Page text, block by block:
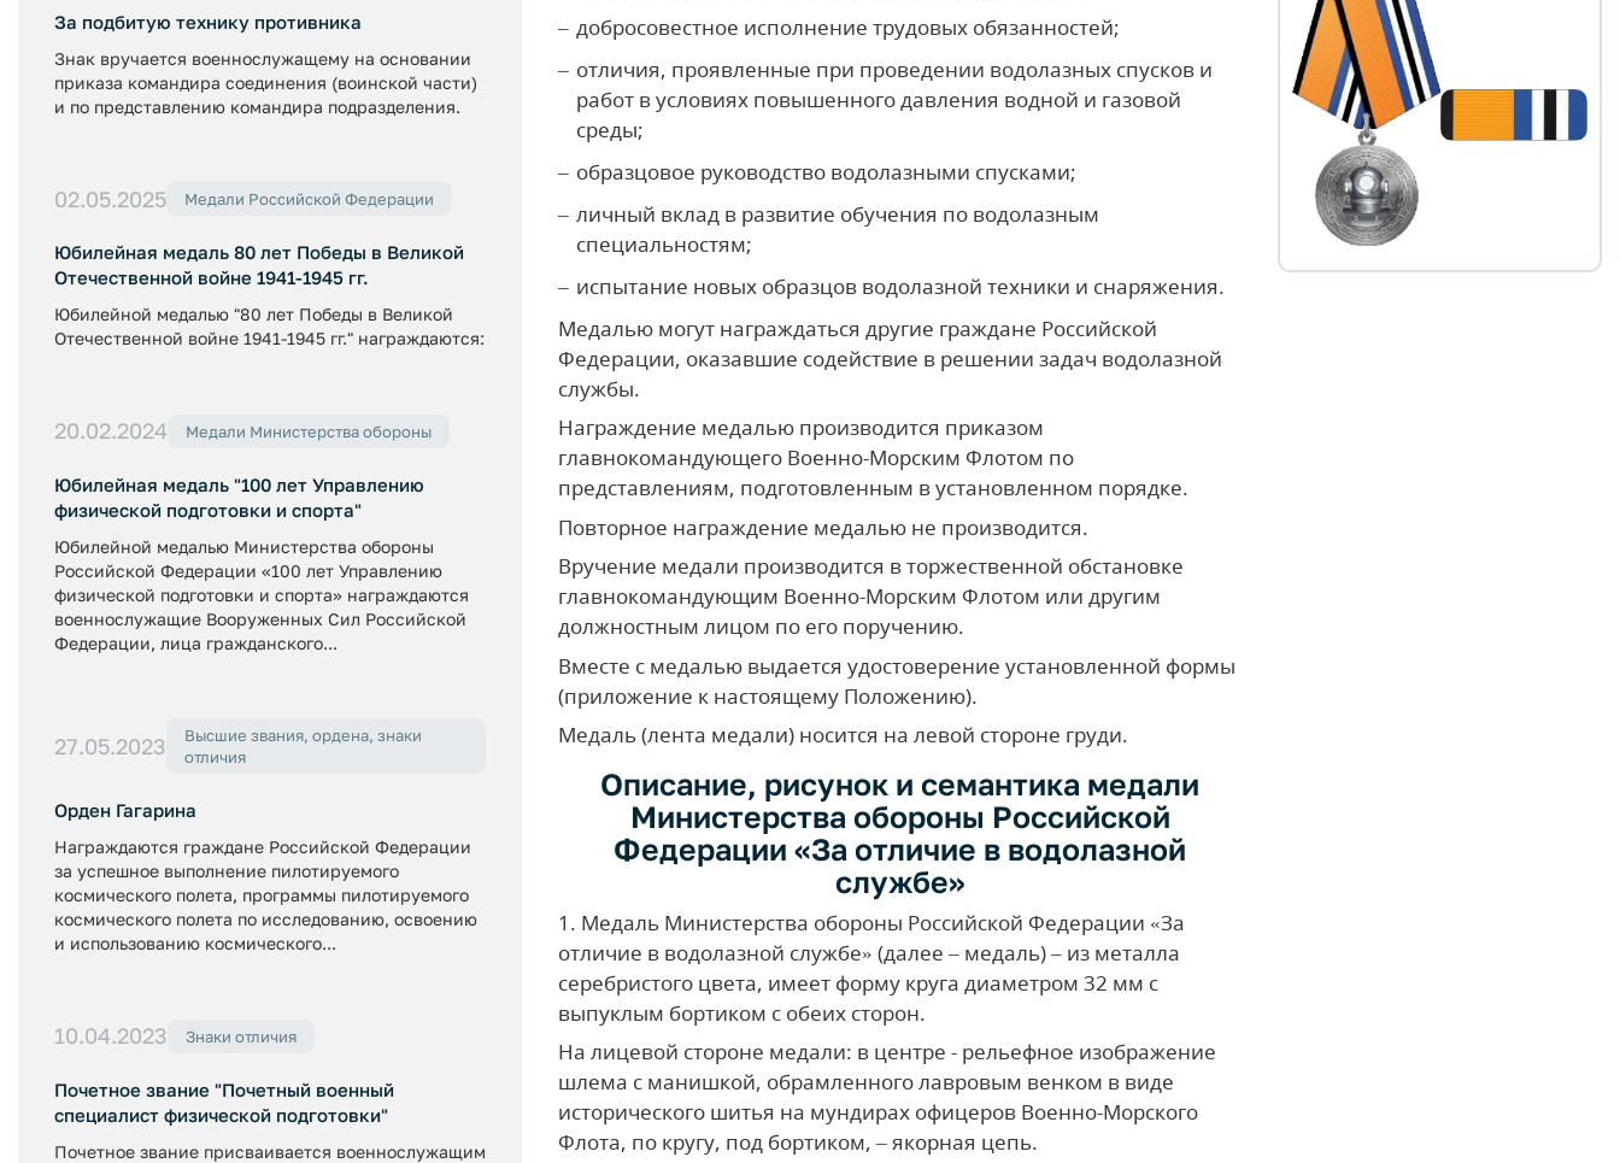
За подбитую технику противника
Знак вручается военнослужащему на основании
приказа командира соединения (воинской части)
и по представлению командира подразделения.
02.05.2025 Медали Российской Федерации
Юбилейная медаль 80 лет Победы в Великой
Отечественной войне 1941-1945 гг.
Юбилейной медалью "80 лет Победы в Великой
Отечественной войне 1941-1945 гг." награждаются:
20.02.2024 Медали Министерства обороны
Юбилейная медаль "100 лет Управлению
физической подготовки и спорта"
Юбилейной медалью Министерства обороны
Российской Федерации «100 лет Управлению
физической подготовки и спорта» награждаются
военнослужащие Вооруженных Сил Российской
Федерации, лица гражданского...
27.05.2023
Высшие звания, ордена, знаки
отличия
Орден Гагарина
Награждаются граждане Российской Федерации
за успешное выполнение пилотируемого
космического полета, программы пилотируемого
космического полета по исследованию, освоению
и использованию космического...
10.04.2023 Знаки отличия
Почетное звание "Почетный военный
специалист физической подготовки"
Почетное звание присваивается военнослужащим
добросовестное исполнение трудовых обязанностей;
отличия, проявленные при проведении водолазных спусков и
работ в условиях повышенного давления водной и газовой
среды;
образцовое руководство водолазными спусками;
личный вклад в развитие обучения по водолазным
специальностям;
испытание новых образцов водолазной техники и снаряжения.
Медалью могут награждаться другие граждане Российской
Федерации, оказавшие содействие в решении задач водолазной
службы.
Награждение медалью производится приказом
главнокомандующего Военно-Морским Флотом по
представлениям, подготовленным в установленном порядке.
Повторное награждение медалью не производится.
Вручение медали производится в торжественной обстановке
главнокомандующим Военно-Морским Флотом или другим
должностным лицом по его поручению.
Вместе с медалью выдается удостоверение установленной формы
(приложение к настоящему Положению).
Медаль (лента медали) носится на левой стороне груди.
Описание, рисунок и семантика медали
Министерства обороны Российской
Федерации «За отличие в водолазной
службе»
1. Медаль Министерства обороны Российской Федерации «За
отличие в водолазной службе» (далее – медаль) – из металла
серебристого цвета, имеет форму круга диаметром 32 мм с
выпуклым бортиком с обеих сторон.
На лицевой стороне медали: в центре - рельефное изображение
шлема с манишкой, обрамленного лавровым венком в виде
исторического шитья на мундирах офицеров Военно-Морского
Флота, по кругу, под бортиком, – якорная цепь.